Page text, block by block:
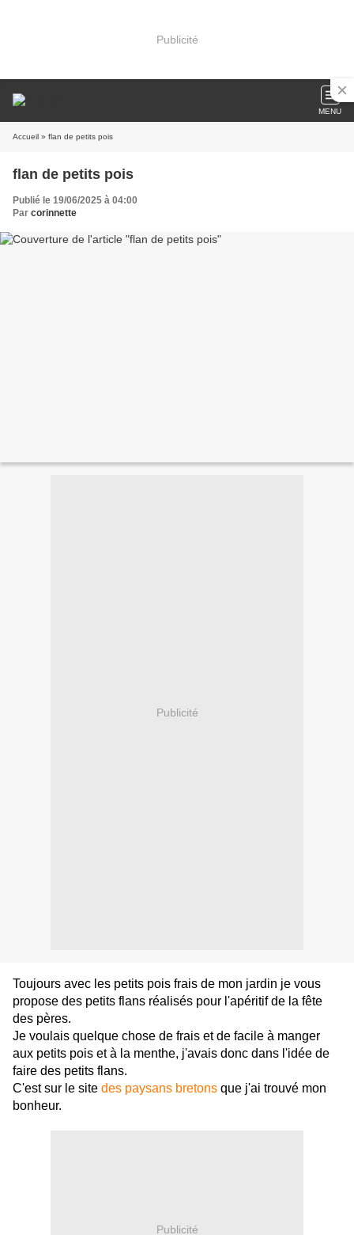
Publicité
MENU
Accueil » flan de petits pois
flan de petits pois
Publié le 19/06/2025 à 04:00
Par corinnette
Publicité
Toujours avec les petits pois frais de mon jardin je vous
propose des petits flans réalisés pour l'apéritif de la fête
des pères.
Je voulais quelque chose de frais et de facile à manger
aux petits pois et à la menthe, j'avais donc dans l'idée de
faire des petits flans.
C'est sur le site des paysans bretons que j'ai trouvé mon
bonheur.
Publicité